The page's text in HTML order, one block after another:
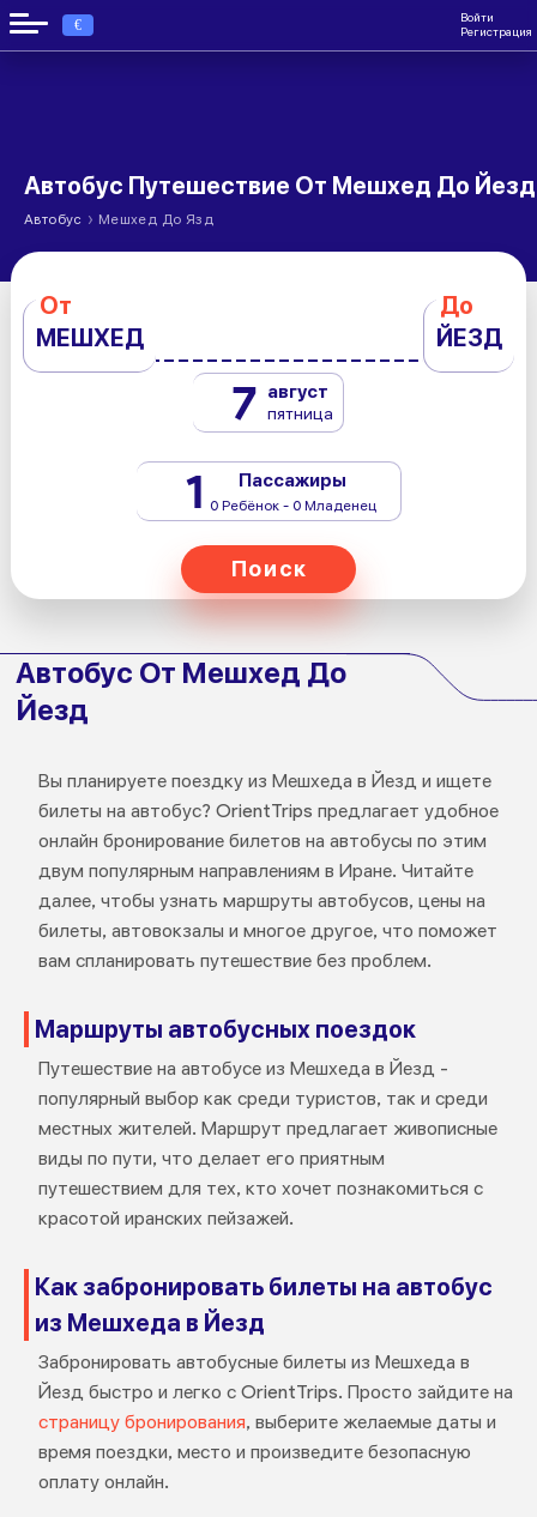
€
Войти
Регистрация
Автобус Путешествие От Мешхед До Йезд
Автобус › Мешхед До Язд
От
МЕШХЕД
До
ЙЕЗД
7 август
пятница
1 Пассажиры
0 Ребёнок - 0 Младенец
Поиск
Автобус От Мешхед До
Йезд
Вы планируете поездку из Мешхеда в Йезд и ищете
билеты на автобус? OrientTrips предлагает удобное
онлайн бронирование билетов на автобусы по этим
двум популярным направлениям в Иране. Читайте
далее, чтобы узнать маршруты автобусов, цены на
билеты, автовокзалы и многое другое, что поможет
вам спланировать путешествие без проблем.
Маршруты автобусных поездок
Путешествие на автобусе из Мешхеда в Йезд -
популярный выбор как среди туристов, так и среди
местных жителей. Маршрут предлагает живописные
виды по пути, что делает его приятным
путешествием для тех, кто хочет познакомиться с
красотой иранских пейзажей.
Как забронировать билеты на автобус
из Мешхеда в Йезд
Забронировать автобусные билеты из Мешхеда в
Йезд быстро и легко с OrientTrips. Просто зайдите на
страницу бронирования, выберите желаемые даты и
время поездки, место и произведите безопасную
оплату онлайн.